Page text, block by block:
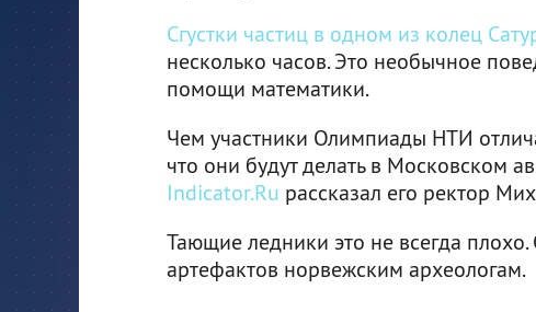
Сгустки частиц в одном из колец
несколько часов. Это необычное
помощи математики.
Чем участники Олимпиады НТИ
что они будут делать в Московском
Indicator.Ru рассказал его ректор
Тающие ледники это не всегда
артефактов норвежским археологам.